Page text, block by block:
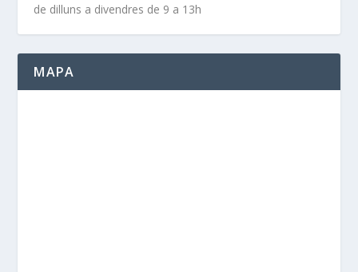
de dilluns a divendres de 9 a 13h
MAPA